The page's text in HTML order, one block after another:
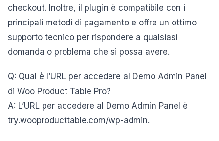
checkout. Inoltre, il plugin è compatibile con i
principali metodi di pagamento e offre un ottimo
supporto tecnico per rispondere a qualsiasi
domanda o problema che si possa avere.
Q: Qual è l’URL per accedere al Demo Admin Panel
di Woo Product Table Pro?
A: L’URL per accedere al Demo Admin Panel è
try.wooproducttable.com/wp-admin.